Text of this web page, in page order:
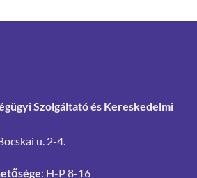
Szolgáltató és Kereskedelmi
u. 2-4.
: H-P 8-16